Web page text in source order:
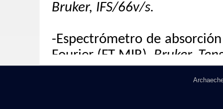
Bruker, IFS/66v/s.
-Espectrómetro de
Fourier (FT-MIR), Bruker,